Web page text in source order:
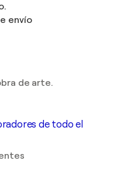
envío
de arte.
de todo el